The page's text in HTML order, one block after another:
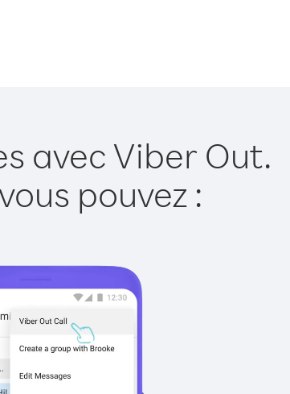
avec Viber Out.
pouvez :